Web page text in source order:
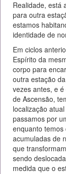
Realidade, está
para outra
estamos
identidade de
Em ciclos
Espírito da
corpo para
outra estação
vezes antes, e
de Ascensão,
localização
passamos por
enquanto
acumuladas de
que
sendo
medida que o